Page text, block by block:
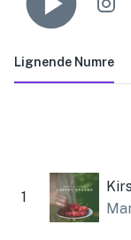
Lignende Numre
1